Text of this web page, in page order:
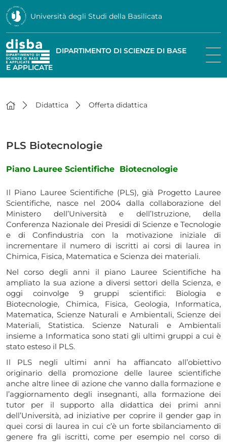
Università degli Studi della Basilicata
DIPARTIMENTO DI SCIENZE DI BASE
E APPLICATE
Didattica Offerta didattica
PLS Biotecnologie
Piano Lauree Scientifiche Biotecnologie
Il Piano Lauree Scientifiche (PLS), già Progetto Lauree
Scientifiche, nasce nel 2004 dalla collaborazione del
Ministero dell’Università e dell’Istruzione, della
Conferenza Nazionale dei Presidi di Scienze e Tecnologie
e di Confindustria con la motivazione iniziale di
incrementare il numero di iscritti ai corsi di laurea in
Chimica, Fisica, Matematica e Scienza dei materiali.
Nel corso degli anni il piano Lauree Scientifiche ha
ampliato la sua azione a diversi settori della Scienza, e
oggi coinvolge 9 gruppi scientifici: Biologia e
Biotecnologie, Chimica, Fisica, Geologia, Informatica,
Matematica, Scienze Naturali e Ambientali,Scienze dei
Materiali,Statistica. Scienze Naturali e Ambientali
insieme a Informatica sono stati gli ultimi gruppi a cui è
stato esteso il PLS.
Il PLS negli ultimi anni ha affiancato all’obiettivo
originario della promozione delle lauree scientifiche
anche altre linee di azione che vanno dalla formazione e
l’aggiornamento degli insegnanti, alla formazione dei
tutor per il supporto alla didattica dei primi anni
dell’Università, ad iniziative per coprire il gender gap in
quei corsi di laurea in cui c’è un forte sbilanciamento di
genere fra gli iscritti, come per esempio nel corso di